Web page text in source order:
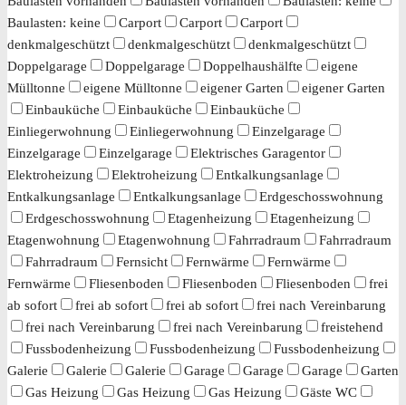
Baulasten: keine
Carport Carport
Carport
denkmalgeschützt
denkmalgeschützt
denkmalgeschützt
Doppelgarage
Doppelgarage Doppelhaushälfte
eigene
Mülltonne
eigene Mülltonne eigener Garten
eigener Garten
Einbauküche
Einbauküche
Einbauküche
Einliegerwohnung
Einliegerwohnung
Einzelgarage
Einzelgarage
Einzelgarage
Elektrisches Garagentor
Elektroheizung
Elektroheizung
Entkalkungsanlage
Entkalkungsanlage
Entkalkungsanlage
Erdgeschosswohnung
Erdgeschosswohnung
Etagenheizung
Etagenheizung
Etagenwohnung
Etagenwohnung Fahrradraum
Fahrradraum
Fahrradraum
Fernsicht Fernwärme
Fernwärme
Fernwärme
Fliesenboden Fliesenboden Fliesenboden
frei
ab sofort
frei ab sofort frei ab sofort
frei nach Vereinbarung
frei nach Vereinbarung
frei nach Vereinbarung
freistehend
Fussbodenheizung
Fussbodenheizung
Fussbodenheizung
Galerie
Galerie Galerie Garage Garage Garage
Garten
Gas Heizung
Gas Heizung Gas Heizung Gäste WC